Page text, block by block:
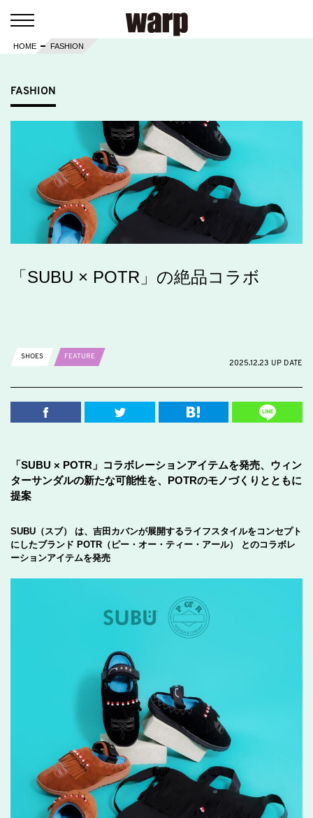
HOME FASHION
FASHION
「SUBU × POTR」の絶品コラボ
SHOES
FEATURE
2025.12.23 UP DATE
「SUBU × POTR」コラボレーションアイテムを発売、ウィン
ターサンダルの新たな可能性を、POTRのモノづくりとともに
提案
SUBU（スブ） は、吉田カバンが展開するライフスタイルをコンセプト
にしたブランド POTR（ピー・オー・ティー・アール） とのコラボレ
ーションアイテムを発売